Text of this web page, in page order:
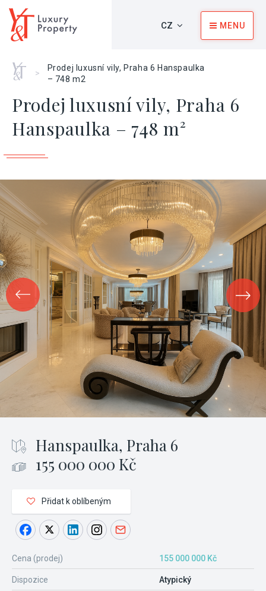
CZ MENU
Home
>
Prodej luxusní vily, Praha 6 Hanspaulka
– 748 m2
Prodej luxusní vily, Praha 6
Hanspaulka – 748 m²
Hanspaulka, Praha 6
155 000 000 Kč
Přidat k oblíbeným
Cena (prodej) 155 000 000 Kč
Dispozice Atypický